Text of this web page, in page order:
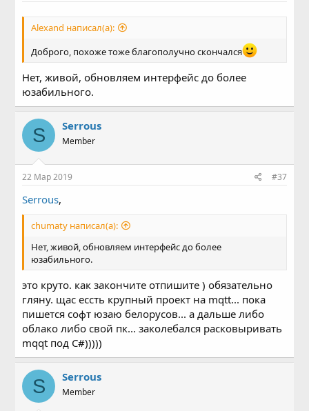
Alexand написал(а):
Доброго, похоже тоже благополучно скончался
Нет, живой, обновляем интерфейс до более
юзабильного.
S Serrous
Member
22 Мар 2019 #37
Serrous,
chumaty написал(а):
Нет, живой, обновляем интерфейс до более
юзабильного.
это круто. как закончите отпишите ) обязательно
гляну. щас ессть крупный проект на mqtt... пока
пишется софт юзаю белорусов... а дальше либо
облако либо свой пк... заколебался расковыривать
mqqt под C#)))))
S Serrous
Member